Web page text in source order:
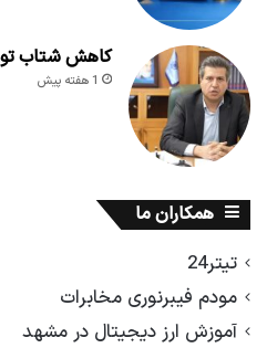
کاهش شتاب
1 هفته پیش
همکاران ما
تیتر24
مودم فیبرنوری مخابرات
آموزش ارز دیجیتال در مشهد